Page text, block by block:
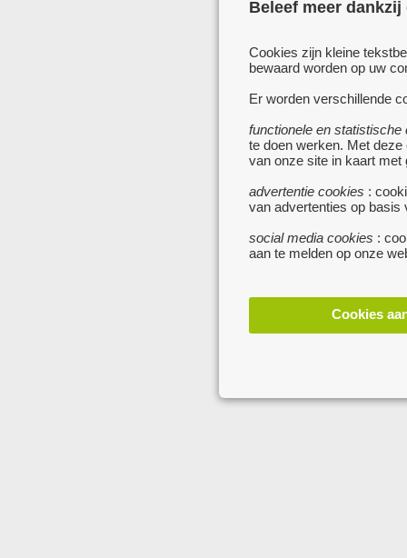
Beleef meer
Cookies zijn kleine
bewaard worden op uw
Er worden verschillende
functionele en statistische
te doen werken. Met
van onze site in kaart met
advertentie cookies :
van advertenties op basis
social media cookies :
aan te melden op onze
Cookies